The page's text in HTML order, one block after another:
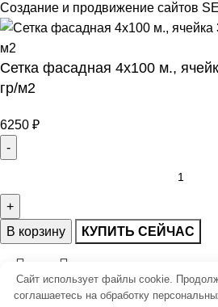
Создание и продвижение сайтов
Сетка фасадная 4х100 м.,
гр/м2
6250 ₽
В корзину КУПИТЬ СЕЙЧАС
Сайт использует файлы cookie.
соглашаетесь на обработку